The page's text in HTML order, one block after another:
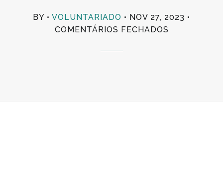
BY VOLUNTARIADO
NOV 27, 2023
COMENTÁRIOS FECHADOS